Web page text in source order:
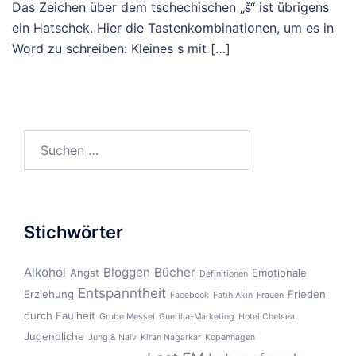
Das Zeichen über dem tschechischen „š“ ist übrigens
ein Hatschek. Hier die Tastenkombinationen, um es in
Word zu schreiben: Kleines s mit […]
Stichwörter
Alkohol Angst Bloggen Bücher Definitionen Emotionale
Erziehung Entspanntheit Facebook Fatih Akin Frauen Frieden
durch Faulheit Grube Messel Guerilla-Marketing Hotel Chelsea
Jugendliche Jung & Naiv Kiran Nagarkar Kopenhagen